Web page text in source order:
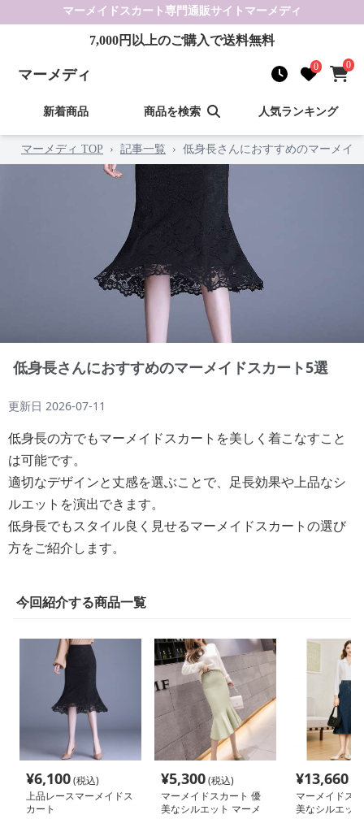
マーメイドスカート 専門通販サイト マーメディ
7,000円以上のご購入で送料無料
マーメディ 0 0
新着商品 商品を検索 人気ランキング
マーメディ TOP › 記事一覧 › 低身長さんにおすすめのマーメイ
低身長さんにおすすめのマーメイドスカート5選
更新日 2026-07-11
低身長の方でもマーメイドスカートを美しく着こなすこと
は可能です。
適切なデザインと丈感を選ぶことで、足長効果や上品なシ
ルエットを演出できます。
低身長でもスタイル良く見せるマーメイドスカートの選び
方をご紹介します。
今回紹介する商品一覧
¥6,100(税込)
上品レースマーメイドス
カート
¥5,300(税込)
マーメイドスカート 優
美なシルエット マーメ
¥13,660
マーメイドス
美なシルエッ